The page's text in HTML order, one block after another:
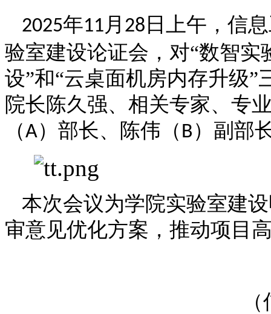
2025年11 月 28 日上午，信
验室建设论证会，对“数智实
设”和“云桌面机房内存升级
院长陈久强、相关专家、专
（A）部长、陈伟（ B ）副部
本次会议为学院实验室建
审意见优化方案，推动项目